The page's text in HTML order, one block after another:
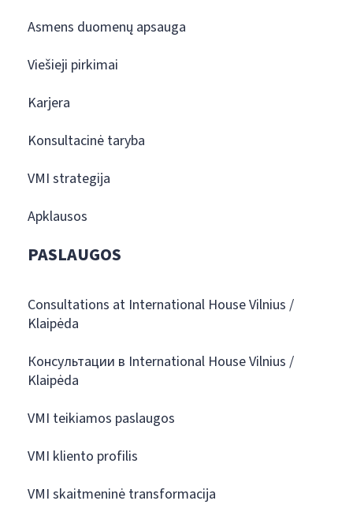
Asmens duomenų apsauga
Viešieji pirkimai
Karjera
Konsultacinė taryba
VMI strategija
Apklausos
PASLAUGOS
Consultations at International House Vilnius /
Klaipėda
Консультации в International House Vilnius /
Klaipėda
VMI teikiamos paslaugos
VMI kliento profilis
VMI skaitmeninė transformacija